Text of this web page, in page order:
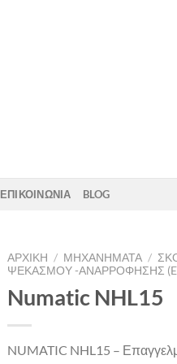
ΕΠΙΚΟΙΝΩΝΙΑ BLOG
ΑΡΧΙΚΉ / ΜΗΧΑΝΗΜΑΤΑ /
ΨΕΚΑΣΜΟΎ -ΑΝΑΡΡΌΦΗΣΗΣ
Numatic NHL15
NUMATIC NHL15 –